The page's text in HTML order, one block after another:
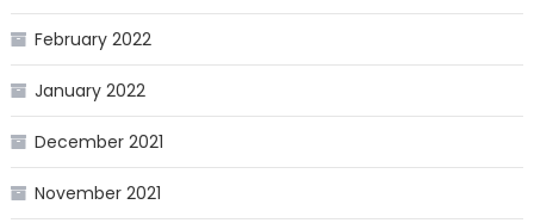
February 2022
January 2022
December 2021
November 2021